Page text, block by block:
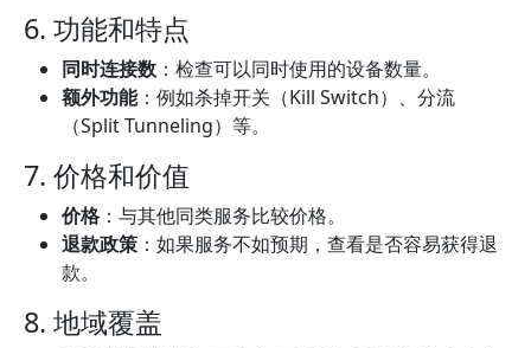
6. 功能和特点
同时连接数 ：检查可以同时使用的设备数量。
额外功能：例如杀掉开关（Kill Switch）、分流
（Split Tunneling）等。
7. 价格和价值
价格 ：与其他同类服务比较价格。
退款政策 ：如果服务不如预期，查看是否容易获得退
款。
8. 地域覆盖